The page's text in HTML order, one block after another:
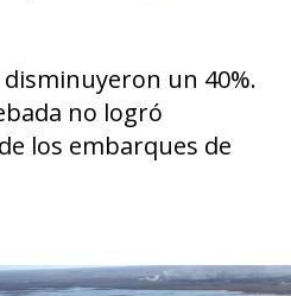
disminuyeron un 40%.
no logró
los embarques de